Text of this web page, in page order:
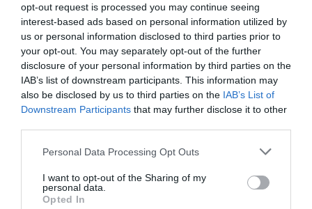
opt-out request is processed you may continue seeing
interest-based ads based on personal information utilized by
us or personal information disclosed to third parties prior to
your opt-out. You may separately opt-out of the further
disclosure of your personal information by third parties on the
IAB’s list of downstream participants. This information may
also be disclosed by us to third parties on the IAB’s List of
Downstream Participants that may further disclose it to other
Personal Data Processing Opt Outs
I want to opt-out of the Sharing of my
personal data.
Opted In
a commenté l'article :
19 h 23 sans escale : le Boeing 777F de National
Airlines relie l’Écosse à l’Australie
Dreamlinera commenté l'article :
Royal Air Maroc : capacité record pour l’été, mais les
histoire de l'aviation